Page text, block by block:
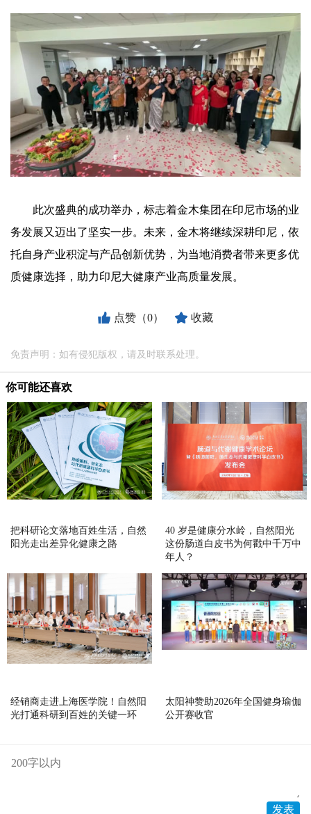
此次盛典的成功举办，标志着金木集团在印尼市场的业
务发展又迈出了坚实一步。未来，金木将继续深耕印尼，依
托自身产业积淀与产品创新优势，为当地消费者带来更多优
质健康选择，助力印尼大健康产业高质量发展。
点赞（0） 收藏
免责声明：如有侵犯版权，请及时联系处理。
你可能还喜欢
把科研论文落地百姓生活，自然
阳光走出差异化健康之路
40 岁是健康分水岭，自然阳光
这份肠道白皮书为何戳中千万中
年人？
经销商走进上海医学院！自然阳
光打通科研到百姓的关键一环
太阳神赞助2026年全国健身瑜伽
公开赛收官